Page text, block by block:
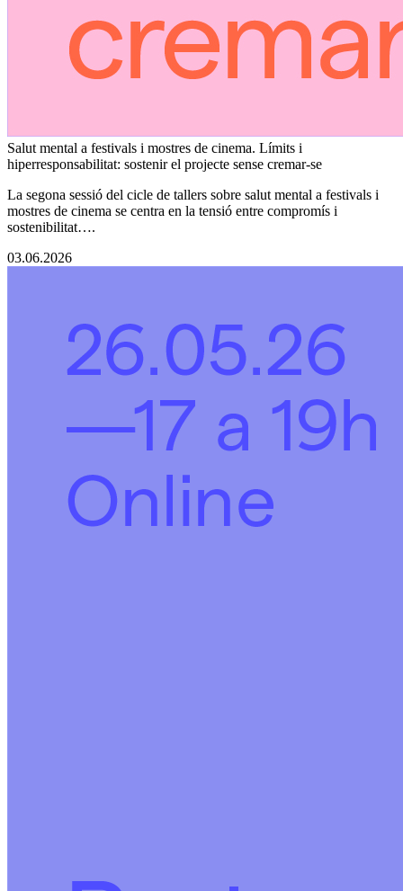
Salut mental a festivals i mostres de cinema. Límits i
hiperresponsabilitat: sostenir el projecte sense cremar-se
La segona sessió del cicle de tallers sobre salut mental a festivals i
mostres de cinema se centra en la tensió entre compromís i
sostenibilitat….
03.06.2026